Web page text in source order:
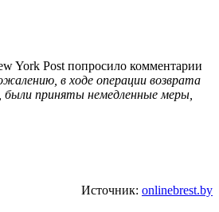
York Post попросило комментарии
в ходе операции возврата
приняты немедленные меры,
Источник: onlinebrest.by